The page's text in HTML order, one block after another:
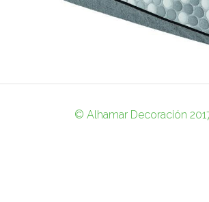
© Alhamar Decoración